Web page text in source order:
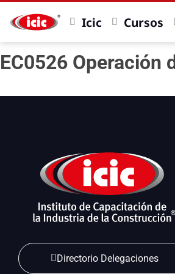
Icic Cursos
EC0526 Operación
Directorio Delegaciones